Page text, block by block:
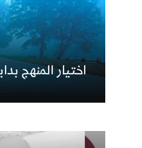
اختيار المنهج